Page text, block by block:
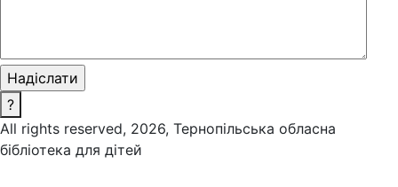
?
All rights reserved, 2026, Тернопільська обласна
бібліотека для дітей